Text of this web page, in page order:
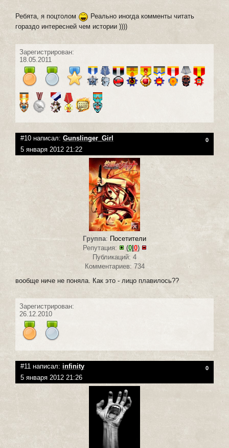
Ребята, я поцтолом
Реально иногда комменты читать
гораздо интересней чем истории ))))
Зарегистрирован:
18.05.2011
#10 написал: Gunslinger_Girl 0
5 января 2012 21:22
Группа: Посетители
Репутация:
(0| 0)
Публикаций: 4
Комментариев: 734
вообще ниче не поняла. Как это - лицо плавилось??
Зарегистрирован:
26.12.2010
#11 написал: infinity 0
5 января 2012 21:26